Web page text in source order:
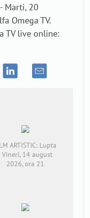
Marti, 20
Omega TV.
TV live online:
ARTISTIC: Lupta
Vineri, 14 august
2026, ora 21